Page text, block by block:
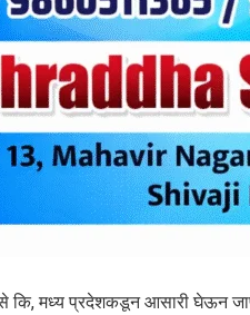
कि, मध्य प्रदेशकडून आसारी घेऊन